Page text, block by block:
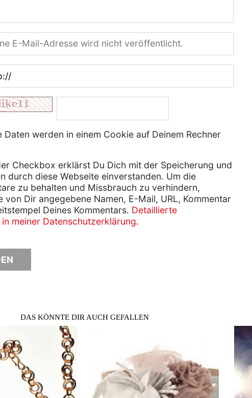
werden in einem Cookie auf Deinem Rechner
Checkbox erklärst Du Dich mit der Speicherung und
durch diese Webseite einverstanden. Um die
zu behalten und Missbrauch zu verhindern,
von Dir angegebene Namen, E-Mail, URL, Kommentar
Deines Kommentars. Detaillierte
meiner Datenschutzerklärung.
DAS KÖNNTE DIR AUCH GEFALLEN